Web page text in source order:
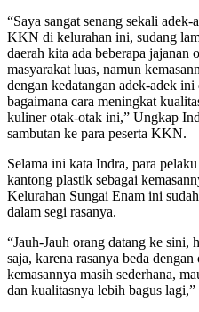
“Saya sangat senang sekali
KKN di kelurahan ini, sudang
daerah kita ada beberapa jajanan
masyarakat luas, namun
dengan kedatangan adek-adek
bagaimana cara meningkat
kuliner otak-otak ini,” Ungkap
sambutan ke para peserta KKN.
Selama ini kata Indra, para
kantong plastik sebagai
Kelurahan Sungai Enam ini
dalam segi rasanya.
“Jauh-Jauh orang datang ke sini,
saja, karena rasanya beda
kemasannya masih sederhana,
dan kualitasnya lebih bagus lagi,”